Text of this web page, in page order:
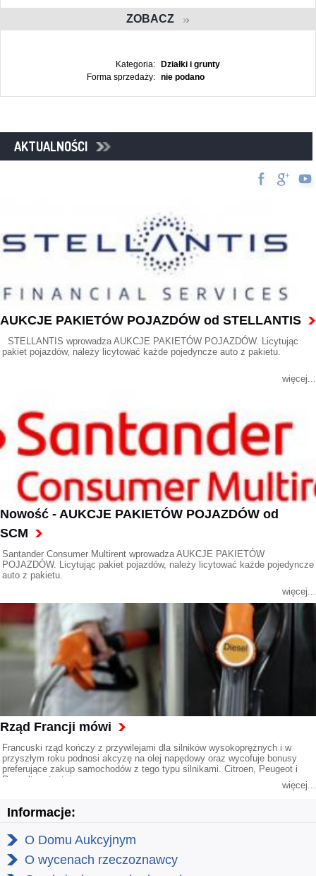
ZOBACZ
Kategoria:
Działki i grunty
Forma sprzedaży:
nie podano
AKTUALNOŚCI
AUKCJE PAKIETÓW POJAZDÓW od STELLANTIS
STELLANTIS wprowadza AUKCJE PAKIETÓW POJAZDÓW. Licytując
pakiet pojazdów, należy licytować każde pojedyncze auto z pakietu.
więcej...
Nowość - AUKCJE PAKIETÓW POJAZDÓW od
SCM
Santander Consumer Multirent wprowadza AUKCJE PAKIETÓW
POJAZDÓW. Licytując pakiet pojazdów, należy licytować każde pojedyncze
auto z pakietu.
więcej...
Rząd Francji mówi
Francuski rząd kończy z przywilejami dla silników wysokoprężnych i w
przyszłym roku podnosi akcyzę na olej napędowy oraz wycofuje bonusy
preferujące zakup samochodów z tego typu silnikami. Citroen, Peugeot i
Renault protestują.
więcej...
Informacje:
O Domu Aukcyjnym
O wycenach rzeczoznawcy